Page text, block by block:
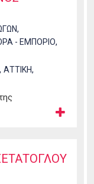
,
- ΕΜΠΟΡΙΟ,
, ΑΤΤΙΚΗ,